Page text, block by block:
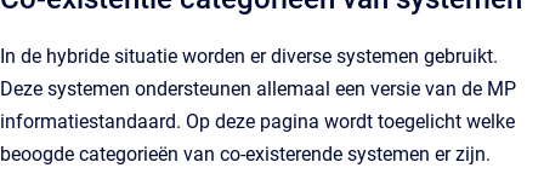
In de hybride situatie worden er diverse systemen gebruikt.
Deze systemen ondersteunen allemaal een versie van de MP
informatiestandaard. Op deze pagina wordt toegelicht welke
beoogde categorieën van co-existerende systemen er zijn.